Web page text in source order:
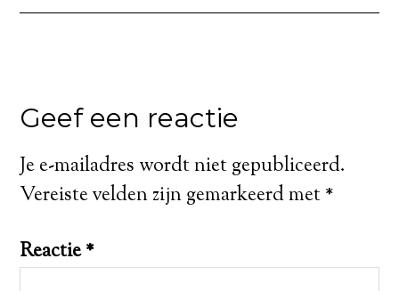
Geef een reactie
Je e-mailadres wordt niet gepubliceerd.
Vereiste velden zijn gemarkeerd met*
Reactie*